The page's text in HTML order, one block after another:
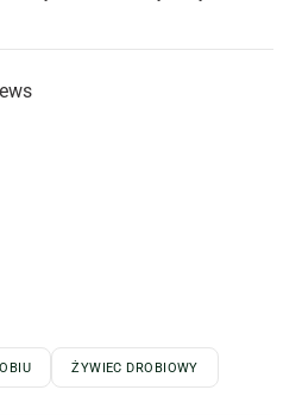
ŻYWIEC DROBIOWY